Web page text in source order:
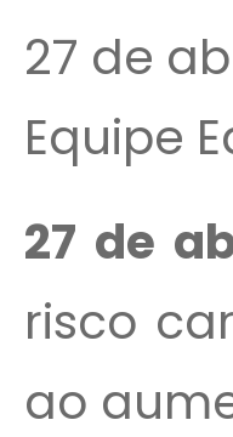
27 de
Equipe
27 de
risco
ao